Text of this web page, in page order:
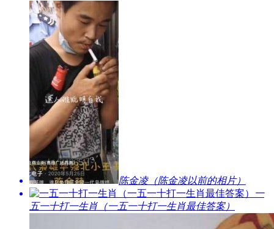
​陈金凌（陈金凌以前的相片）
​一
五一十打一生肖（一五一十打一生肖最佳答案）